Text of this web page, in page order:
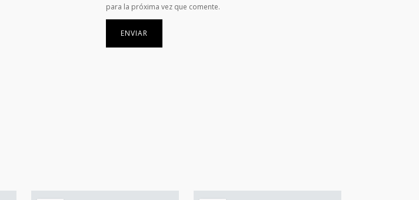
para la próxima vez que comente.